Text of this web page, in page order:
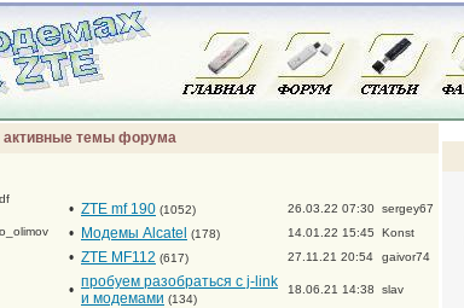
активные темы форума
• ZTE mf 190 (1052) 26.03.22 07:30 sergey67
• Модемы Alcatel (178) 14.01.22 15:45 Konst
• ZTE MF112 (617) 27.11.21 20:54 gaivor74
• пробуем разобраться с j-link
и модемами (134)
18.06.21 14:38 slav